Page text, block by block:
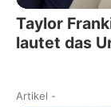
Taylor
lautet das
Artikel -